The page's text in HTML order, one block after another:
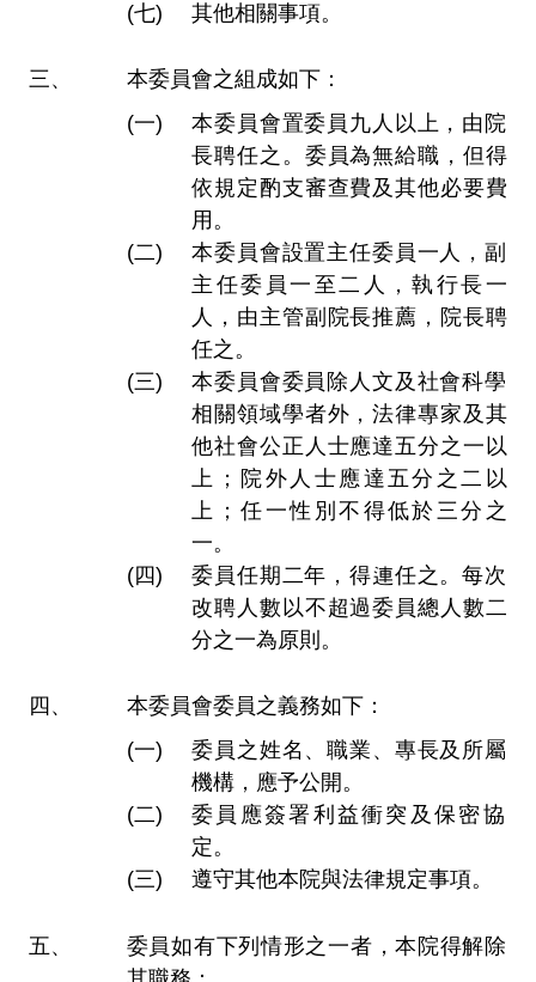
其他相關事項。
本委員會之組成如下：
本委員會置委員九人以上，由院
長聘任之。委員為無給職，但得
依規定酌支審查費及其他必要費
用。
本委員會設置主任委員一人，副
主任委員一至二人，執行長一
人，由主管副院長推薦，院長聘
任之。
本委員會委員除人文及社會科學
相關領域學者外，法律專家及其
他社會公正人士應達五分之一以
上；院外人士應達五分之二以
上；任一性別不得低於三分之
一。
委員任期二年，得連任之。每次
改聘人數以不超過委員總人數二
分之一為原則。
本委員會委員之義務如下：
委員之姓名、職業、專長及所屬
機構，應予公開。
委員應簽署利益衝突及保密協
定。
遵守其他本院與法律規定事項。
委員如有下列情形之一者，本院得解除